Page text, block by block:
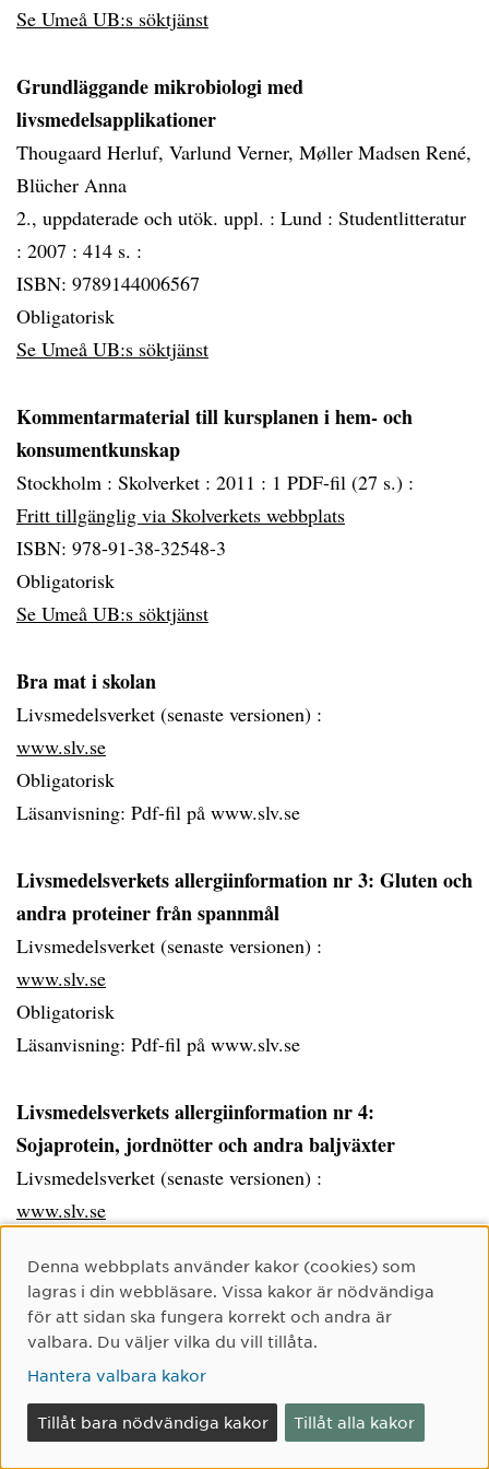
Se Umeå UB:s söktjänst
Grundläggande mikrobiologi med
livsmedelsapplikationer
Thougaard Herluf, Varlund Verner, Møller Madsen René,
Blücher Anna
2., uppdaterade och utök. uppl. : Lund : Studentlitteratur
: 2007 : 414 s. :
ISBN: 9789144006567
Obligatorisk
Se Umeå UB:s söktjänst
Kommentarmaterial till kursplanen i hem- och
konsumentkunskap
Stockholm : Skolverket : 2011 : 1 PDF-fil (27 s.) :
Fritt tillgänglig via Skolverkets webbplats
ISBN: 978-91-38-32548-3
Obligatorisk
Se Umeå UB:s söktjänst
Bra mat i skolan
Livsmedelsverket (senaste versionen) :
www.slv.se
Obligatorisk
Läsanvisning: Pdf-fil på www.slv.se
Livsmedelsverkets allergiinformation nr 3: Gluten och
andra proteiner från spannmål
Livsmedelsverket (senaste versionen) :
www.slv.se
Obligatorisk
Läsanvisning: Pdf-fil på www.slv.se
Livsmedelsverkets allergiinformation nr 4:
Sojaprotein, jordnötter och andra baljväxter
Livsmedelsverket (senaste versionen) :
www.slv.se
Läsanvisning: Pdf-fil på www.slv.se
Livsmedelsverkets allergiinformation nr 6: Mjölk och
mjölkprodukter
Livsmedelsverket (senaste versionen) :
www.slv.se
Cookie-samtycke
Denna webbplats använder kakor (cookies) som
lagras i din webbläsare. Vissa kakor är nödvändiga
för att sidan ska fungera korrekt och andra är
valbara. Du väljer vilka du vill tillåta.
Hantera valbara kakor
Tillåt bara nödvändiga kakor Tillåt alla kakor